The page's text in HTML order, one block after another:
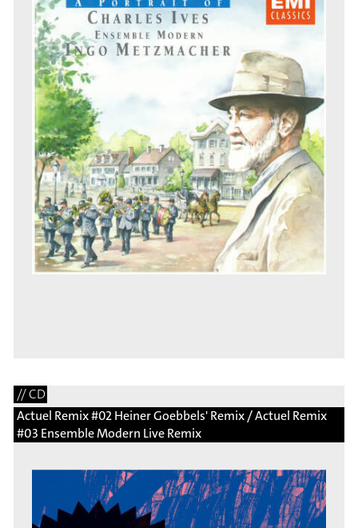
// CD
Actuel Remix #02 Heiner Goebbels' Remix / Actuel Remix
#03 Ensemble Modern Live Remix